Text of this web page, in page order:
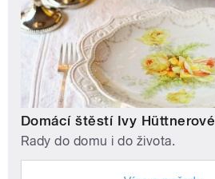
Domácí štěstí Ivy Hüttnerové
Rady do domu i do života.